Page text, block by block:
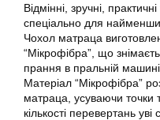
Відмінні, зручні,
спеціально для
Чохол матраца
“Мікрофібра”, що
прання в пральній машині.
Матеріал “Мікрофібра”
матраца, усуваючи
кількості перевертань уві